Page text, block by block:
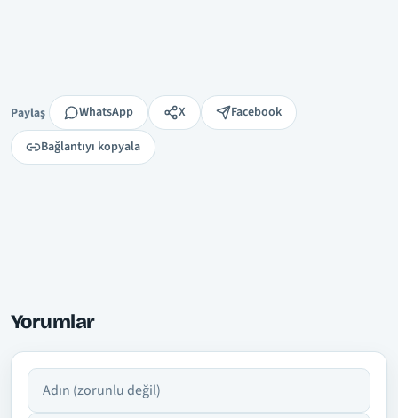
Paylaş
Paylaş WhatsApp X
Facebook
Bağlantıyı kopyala
Yorumlar
Adın
Yorumun